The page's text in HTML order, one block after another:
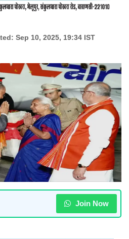
Sep 10, 2025, 19:34 IST
Join Now